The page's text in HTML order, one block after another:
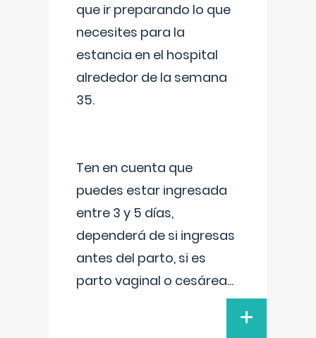
que ir preparando lo que
necesites para la
estancia en el hospital
alrededor de la semana
35.
Ten en cuenta que
puedes estar ingresada
entre 3 y 5 días,
dependerá de si ingresas
antes del parto, si es
parto vaginal o cesárea...
+